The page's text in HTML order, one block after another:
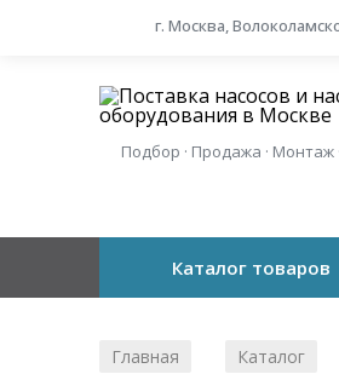
г. Москва,
Подбор · Продажа · Монтаж
Каталог товаров
Главная Каталог